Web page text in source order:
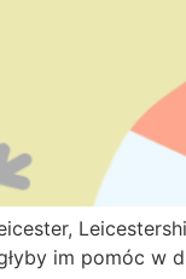
im pomóc w